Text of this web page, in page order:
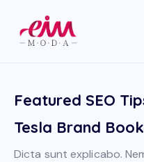
Featured SEO
Tesla Brand Book
Dicta sunt explicabo.